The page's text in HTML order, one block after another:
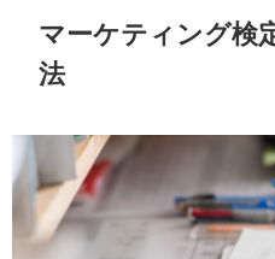
マーケティング検
法